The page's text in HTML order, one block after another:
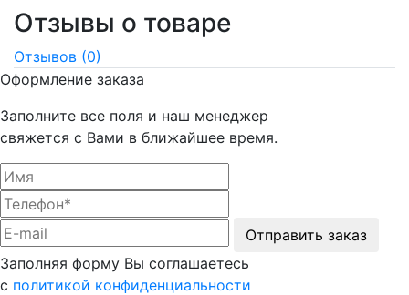
Отзывы о товаре
Отзывов (0)
Оформление заказа
Заполните все поля и наш менеджер
свяжется с Вами в ближайшее время.
Отправить заказ
Заполняя форму Вы соглашаетесь
с политикой конфиденциальности